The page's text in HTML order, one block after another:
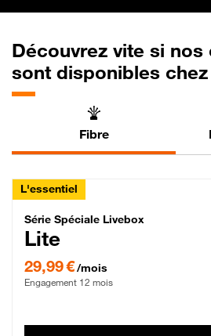
Découvrez vite si nos
sont disponibles
Fibre
L'essentiel
Série Spéciale
Série Spéciale Livebox
Lite
29,99 €/mois
Engagement 12 mois